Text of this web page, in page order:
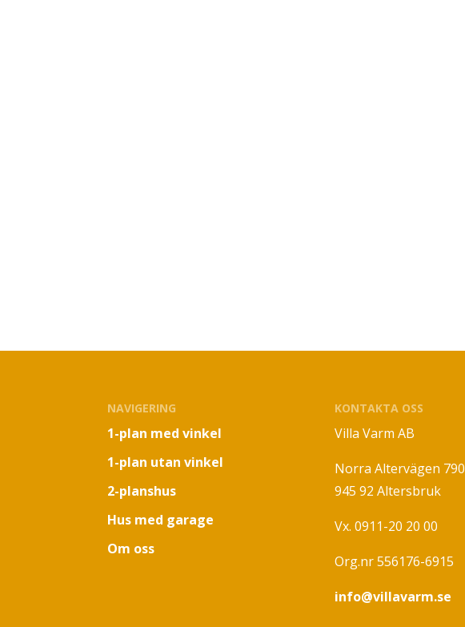
NAVIGERING
1-plan med vinkel
1-plan utan vinkel
2-planshus
Hus med garage
Om oss
KONTAKTA OSS
Villa Varm AB
Norra Altervägen 790
945 92 Altersbruk
Vx. 0911-20 20 00
Org.nr 556176-6915
info@villavarm.se